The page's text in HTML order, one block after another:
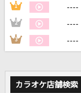
カ
家族
1 ----
2 ----
3 ----
カラオケ店舗検索